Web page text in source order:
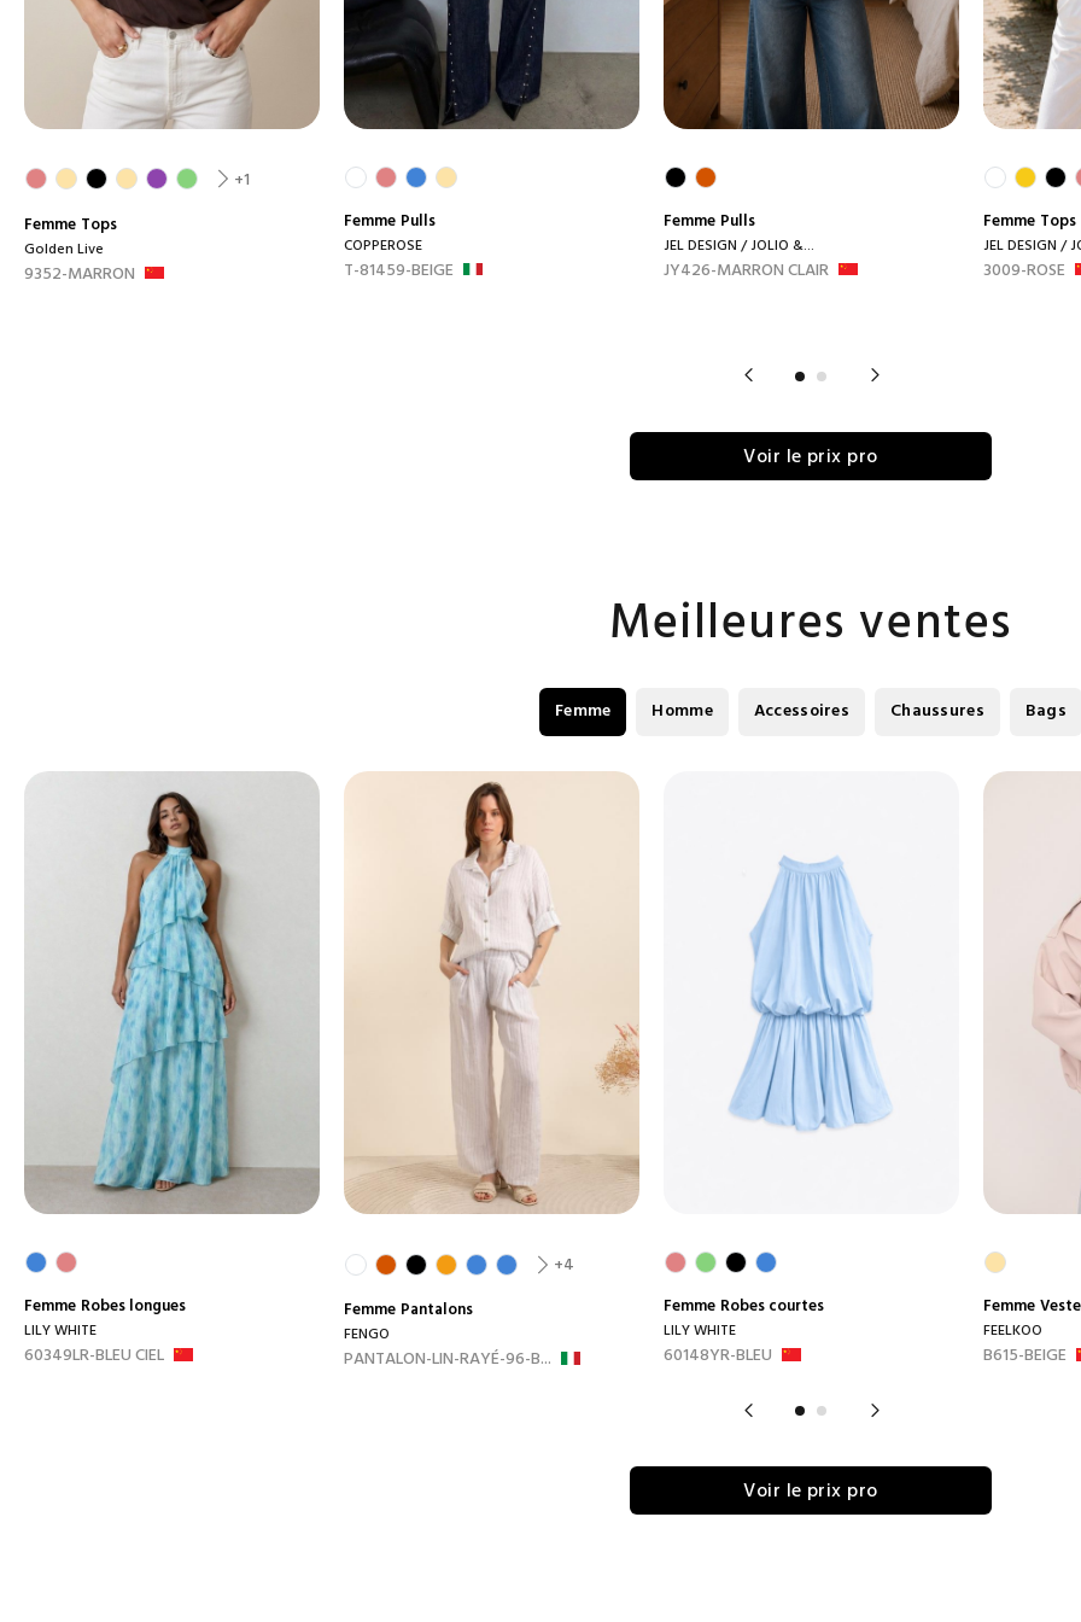
+1
Femme Tops
Golden Live
9352-MARRON
Femme Pulls
COPPEROSE
T-81459-BEIGE
Femme Pulls
JEL DESIGN / JOLIO &...
JY426-MARRON CLAIR
Femme Tops
JEL DESIGN /
3009-ROSE
Voir le prix pro
Meilleures ventes
Femme Homme Accessoires Chaussures Bags
Femme Robes longues
LILY WHITE
60349LR-BLEU CIEL
+4
Femme Pantalons
FENGO
PANTALON-LIN-RAYÉ-96-B...
Femme Robes courtes
LILY WHITE
60148YR-BLEU
Femme
FEELKOO
B615-BEIGE
Voir le prix pro